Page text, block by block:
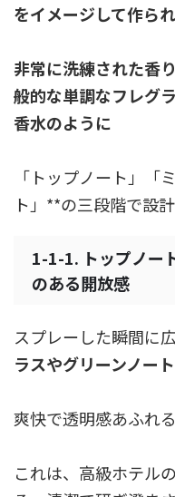
をイメージして作られ
非常に洗練された香
般的な単調なフレグ
香水のように
「トップノート」「
ト」**の三段階で設
1-1-1. トップノー
のある開放感
スプレーした瞬間に
ラスやグリーンノート
爽快で透明感あふれる
これは、高級ホテル